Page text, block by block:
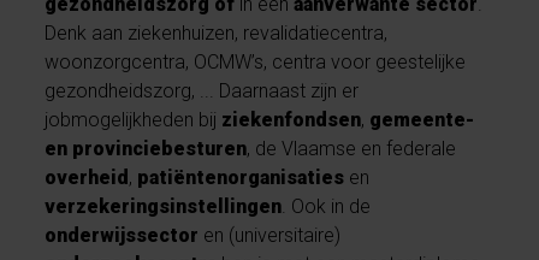
Denk aan ziekenhuizen, revalidatiecentra,
woonzorgcentra, OCMW’s, centra voor geestelijke
gezondheidszorg, ... Daarnaast zijn er
jobmogelijkheden bij ziekenfondsen, gemeente-
en provinciebesturen, de Vlaamse en federale
overheid , patiëntenorganisaties en
verzekeringsinstellingen. Ook in de
onderwijssector en (universitaire)